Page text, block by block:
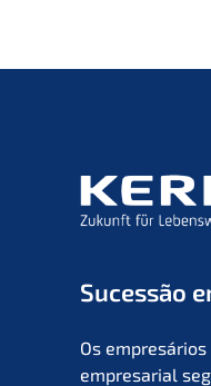
Suces­são
Os
empre­sa­ri­al